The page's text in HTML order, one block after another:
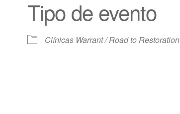
iCalendar
Tipo de evento
Clínicas Warrant / Road to Restoration